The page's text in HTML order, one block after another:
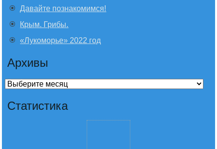
Давайте познакомимся!
Крым. Грибы.
«Лукоморье» 2022 год
Архивы
Архивы
Статистика